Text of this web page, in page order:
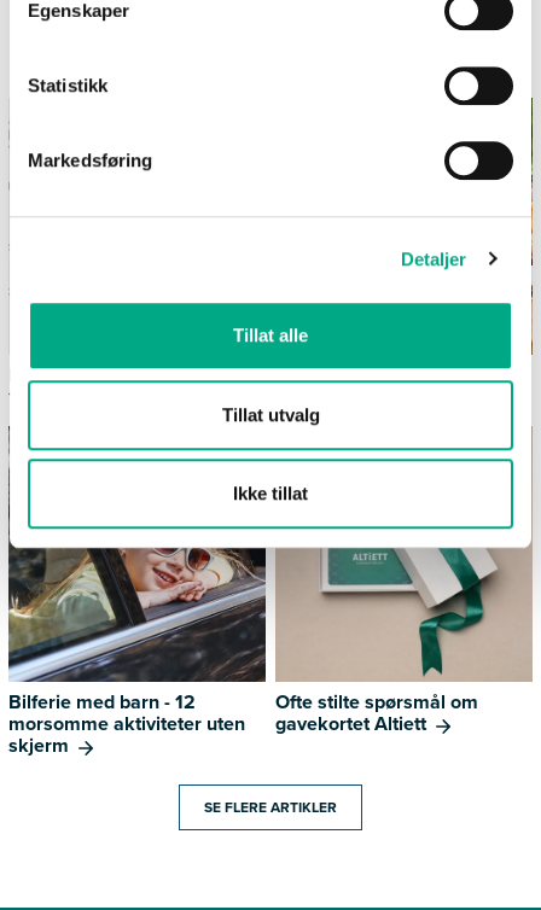
Egenskaper
Statistikk
Markedsføring
Detaljer
Tillat alle
Tillat utvalg
Ikke tillat
Informasjon og inspirasjon fra City Syd
Kupongkampanje
10.-22.august
Dekk et sommerlig festbord i
Bilferie med barn - 12
morsomme aktiviteter uten
skjerm
Ofte stilte spørsmål om
gavekortet Altiett
SE FLERE ARTIKLER